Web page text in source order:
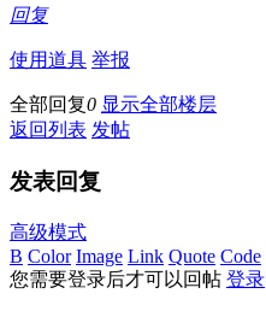
回复
使用道具 举报
全部回复0 显示全部楼层
返回列表 发帖
发表回复
高级模式
B Color Image Link Quote Code
您需要登录后才可以回帖 登录